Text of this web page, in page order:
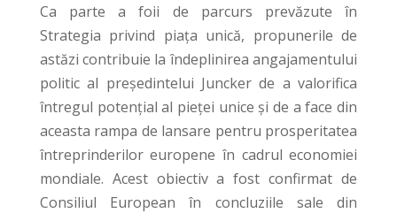
Ca parte a foii de parcurs prevăzute în
Strategia privind piața unică, propunerile de
astăzi contribuie la îndeplinirea angajamentului
politic al președintelui Juncker de a valorifica
întregul potențial al pieței unice și de a face din
aceasta rampa de lansare pentru prosperitatea
întreprinderilor europene în cadrul economiei
mondiale. Acest obiectiv a fost confirmat de
Consiliul European în concluziile sale din